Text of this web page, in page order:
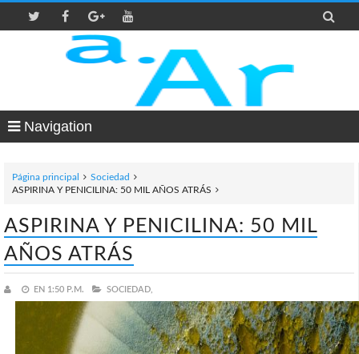

Navigation
Página principal
Sociedad
ASPIRINA Y PENICILINA: 50 MIL AÑOS ATRÁS
ASPIRINA Y PENICILINA: 50 MIL
AÑOS ATRÁS
EN 1:50 P.M. SOCIEDAD,